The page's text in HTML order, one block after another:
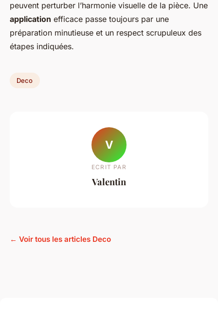
peuvent perturber l’harmonie visuelle de la pièce. Une
application efficace passe toujours par une
préparation minutieuse et un respect scrupuleux des
étapes indiquées.
Deco
V
ECRIT PAR
Valentin
← Voir tous les articles Deco